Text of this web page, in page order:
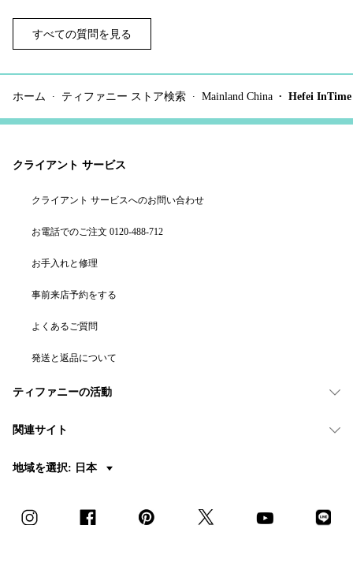
すべての質問を見る
ホーム ティファニー ストア検索 Mainland China Hefei
クライアント サービス
クライアント サービスへのお問い合わせ
お電話でのご注文 0120-488-712
お手入れと修理
事前来店予約をする
よくあるご質問
発送と返品について
ティファニーの活動
関連サイト
地域を選択: 日本